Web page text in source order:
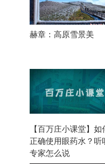
赫章：高原雪景美
【百万庄小课堂】如
正确使用眼药水？听
专家怎么说